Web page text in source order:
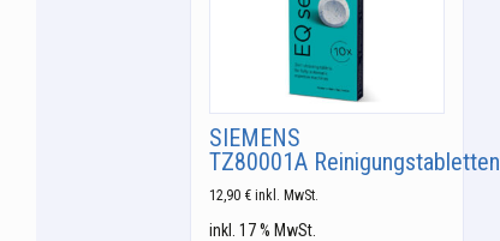
SIEMENS
TZ80001A Reinigungstabletten
12,90 € inkl. MwSt.
inkl. 17 % MwSt.